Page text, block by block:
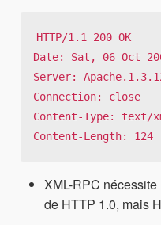
HTTP/1.1 200 OK
Date: Sat, 06 Oct
Server:
Connection: close
Content-Type: text/
Content-Length: 124
XML-RPC
de HTTP 1.0, mais